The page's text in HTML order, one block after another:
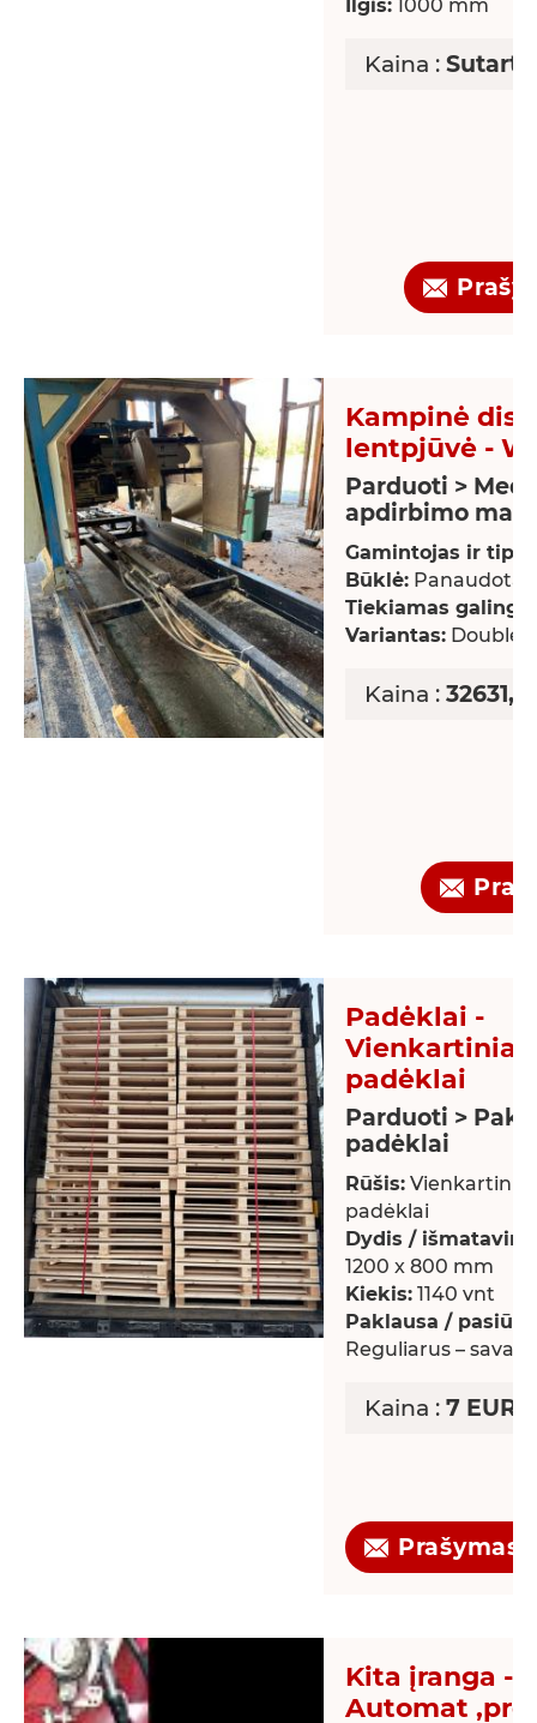
Ilgis: 1000 mm
Kaina :
Kampinė
lentpjūvė -
Parduoti >
apdirbimo
Gamintojas ir
Būklė: Panaudotas
Tiekiamas
Variantas: Double-
Kaina :
Padėklai -
Vienkartiniai
padėklai
Parduoti >
padėklai
Rūšis: Vienkartiniai
padėklai
Dydis /
1200 x 800 mm
Kiekis: 1140 vnt
Paklausa / pasiūla:
Reguliarus –
Kaina : 7 EUR
Prašymas
Kita įranga -
Automat